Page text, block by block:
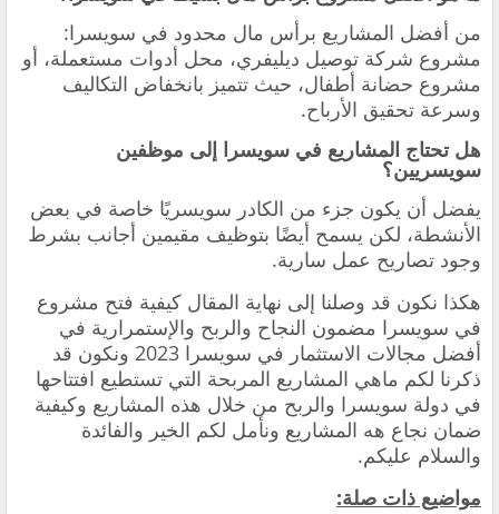
من أفضل المشاريع برأس مال محدود في سويسرا:
مشروع شركة توصيل ديليفري، محل أدوات مستعملة، أو
مشروع حضانة أطفال، حيث تتميز بانخفاض التكاليف
وسرعة تحقيق الأرباح.
هل تحتاج المشاريع في سويسرا إلى موظفين
سويسريين؟
يفضل أن يكون جزء من الكادر سويسريًا خاصة في بعض
الأنشطة، لكن يسمح أيضًا بتوظيف مقيمين أجانب بشرط
وجود تصاريح عمل سارية.
هكذا نكون قد وصلنا إلى نهاية المقال كيفية فتح مشروع
في سويسرا مضمون النجاح والربح والإستمرارية في
أفضل مجالات الاستثمار في سويسرا 2023 ونكون قد
ذكرنا لكم ماهي المشاريع المربحة التي تستطيع افتتاحها
في دولة سويسرا والربح من خلال هذه المشاريع وكيفية
ضمان نجاع هه المشاريع ونأمل لكم الخير والفائدة
والسلام عليكم.
مواضيع ذات صلة: